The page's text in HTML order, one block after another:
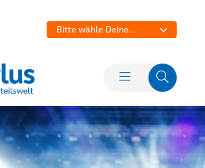
Bitte wähle Deine